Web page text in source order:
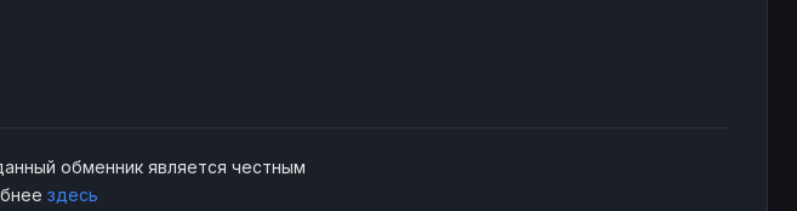
обменник является честным
здесь